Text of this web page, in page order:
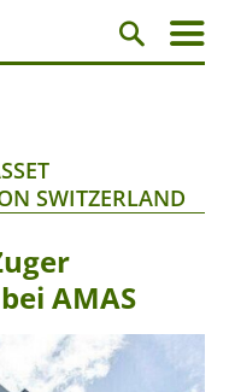
SWITZERLAND
AMAS